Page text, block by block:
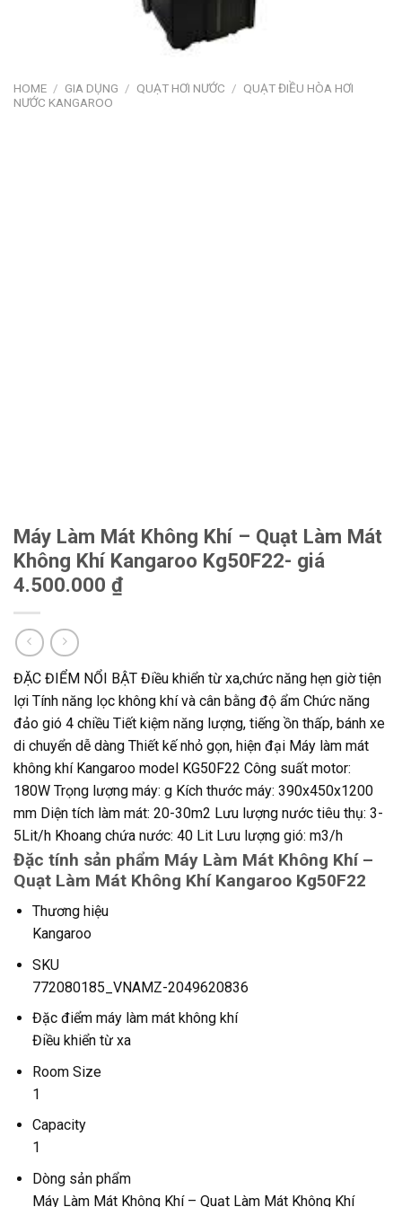
HOME / GIA DỤNG / QUẠT HƠI NƯỚC / QUẠT ĐIỀU HÒA HƠI
NƯỚC KANGAROO
Máy Làm Mát Không Khí – Quạt Làm Mát
Không Khí Kangaroo Kg50F22- giá
4.500.000 ₫
ĐẶC ĐIỂM NỔI BẬT Điều khiển từ xa,chức năng hẹn giờ tiện
lợi Tính năng lọc không khí và cân bằng độ ẩm Chức năng
đảo gió 4 chiều Tiết kiệm năng lượng, tiếng ồn thấp, bánh xe
di chuyển dễ dàng Thiết kế nhỏ gọn, hiện đại Máy làm mát
không khí Kangaroo model KG50F22 Công suất motor:
180W Trọng lượng máy: g Kích thước máy: 390x450x1200
mm Diện tích làm mát: 20-30m2 Lưu lượng nước tiêu thụ: 3-
5Lit/h Khoang chứa nước: 40 Lit Lưu lượng gió: m3/h
Đặc tính sản phẩm Máy Làm Mát Không Khí –
Quạt Làm Mát Không Khí Kangaroo Kg50F22
Thương hiệu
Kangaroo
SKU
772080185_VNAMZ-2049620836
Đặc điểm máy làm mát không khí
Điều khiển từ xa
Room Size
1
Capacity
1
Dòng sản phẩm
Máy Làm Mát Không Khí – Quạt Làm Mát Không Khí